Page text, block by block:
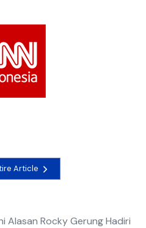
Article
Alasan Rocky Gerung Hadiri